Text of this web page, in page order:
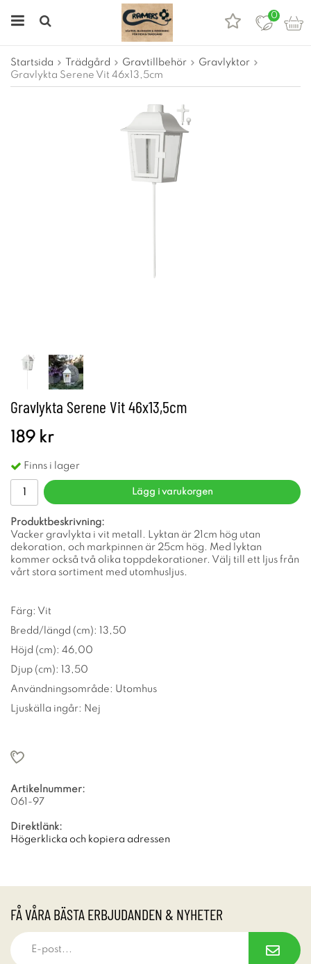
0
Startsida Trädgård Gravtillbehör
Gravlyktor
Gravlykta Serene Vit 46x13,5cm
Gravlykta Serene Vit 46x13,5cm
189 kr
Finns i lager
Lägg i varukorgen
Produktbeskrivning:
Vacker gravlykta i vit metall. Lyktan är 21cm hög utan
dekoration, och markpinnen är 25cm hög. Med lyktan
kommer också två olika toppdekorationer. Välj till ett ljus från
vårt stora sortiment med utomhusljus.
Färg: Vit
Bredd/längd (cm): 13,50
Höjd (cm): 46,00
Djup (cm): 13,50
Användningsområde: Utomhus
Ljuskälla ingår: Nej
Artikelnummer:
061-97
Direktlänk:
Högerklicka och kopiera adressen
FÅ VÅRA BÄSTA ERBJUDANDEN & NYHETER